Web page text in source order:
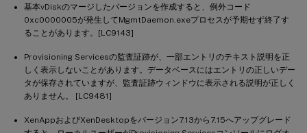
基本vDiskのマージしたバージョンを作成すると、例外コード
0xc0000005が発生してMgmtDaemon.exeプロセスが予期せず終了す
ることがあります。[LC9143]
Provisioning Servicesの監査証跡が、一部エントリのテキスト説明を正
しく表示しないことがあります。データベースにはエントリの正しいデー
タが保存されていますが、監査証跡ウィンドウに表示される説明が正しく
ありません。 [LC9481]
XenAppおよびXenDesktopをバージョン7.13から7.15へアップグレード